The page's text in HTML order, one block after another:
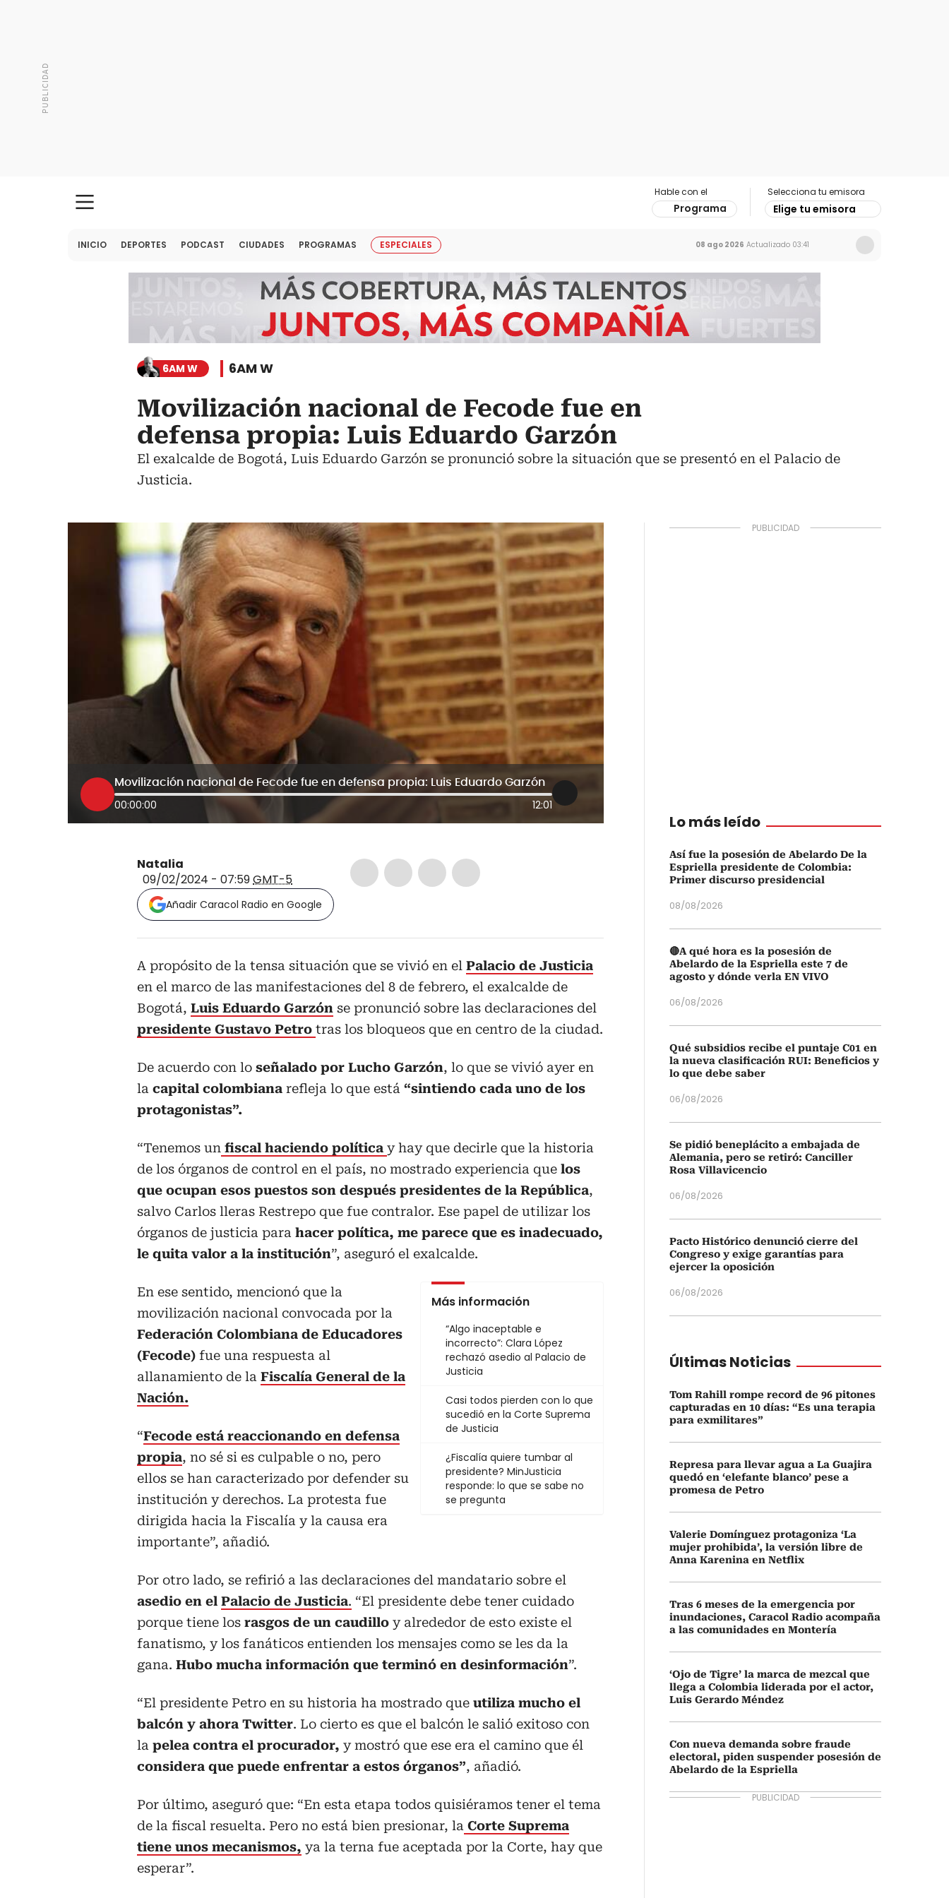
Hable con el
Programa
Selecciona tu emisora
Elige tu emisora
INICIO DEPORTES PODCAST CIUDADES PROGRAMAS ESPECIALES 08 ago 2026 Actualizado 03:41
6AM W 6AM W
Movilización nacional de Fecode fue en
defensa propia: Luis Eduardo Garzón
El exalcalde de Bogotá, Luis Eduardo Garzón se pronunció sobre la situación que se presentó en el Palacio de
Justicia.
Movilización nacional de Fecode fue en defensa propia: Luis Eduardo Garzón
00:00:00 12:01
Natalia
09/02/2024 - 07:59GMT-5
Añadir Caracol Radio en Google
A propósito de la tensa situación que se vivió en el Palacio de Justicia
en el marco de las manifestaciones del 8 de febrero, el exalcalde de
Bogotá, Luis Eduardo Garzón se pronunció sobre las declaraciones del
presidente Gustavo Petro tras los bloqueos que en centro de la ciudad.
De acuerdo con lo señalado por Lucho Garzón, lo que se vivió ayer en
la capital colombiana refleja lo que está “sintiendo cada uno de los
protagonistas”.
“Tenemos un fiscal haciendo política y hay que decirle que la historia
de los órganos de control en el país, no mostrado experiencia que los
que ocupan esos puestos son después presidentes de la República,
salvo Carlos lleras Restrepo que fue contralor. Ese papel de utilizar los
órganos de justicia para hacer política, me parece que es inadecuado,
le quita valor a la institución”, aseguró el exalcalde.
Más información
“Algo inaceptable e
incorrecto”: Clara López
rechazó asedio al Palacio de
Justicia
Casi todos pierden con lo que
sucedió en la Corte Suprema
de Justicia
¿Fiscalía quiere tumbar al
presidente? MinJusticia
responde: lo que se sabe no
se pregunta
En ese sentido, mencionó que la
movilización nacional convocada por la
Federación Colombiana de Educadores
(Fecode) fue una respuesta al
allanamiento de la Fiscalía General de la
Nación.
“Fecode está reaccionando en defensa
propia, no sé si es culpable o no, pero
ellos se han caracterizado por defender su
institución y derechos. La protesta fue
dirigida hacia la Fiscalía y la causa era
importante”, añadió.
Por otro lado, se refirió a las declaraciones del mandatario sobre el
asedio en el Palacio de Justicia. “El presidente debe tener cuidado
porque tiene los rasgos de un caudillo y alrededor de esto existe el
fanatismo, y los fanáticos entienden los mensajes como se les da la
gana. Hubo mucha información que terminó en desinformación”.
“El presidente Petro en su historia ha mostrado que utiliza mucho el
balcón y ahora Twitter. Lo cierto es que el balcón le salió exitoso con
la pelea contra el procurador, y mostró que ese era el camino que él
considera que puede enfrentar a estos órganos”, añadió.
Por último, aseguró que: “En esta etapa todos quisiéramos tener el tema
de la fiscal resuelta. Pero no está bien presionar, la Corte Suprema
tiene unos mecanismos, ya la terna fue aceptada por la Corte, hay que
esperar”.
Lo más leído
Así fue la posesión de Abelardo De la
Espriella presidente de Colombia:
Primer discurso presidencial
08/08/2026
🔴A qué hora es la posesión de
Abelardo de la Espriella este 7 de
agosto y dónde verla EN VIVO
06/08/2026
Qué subsidios recibe el puntaje C01 en
la nueva clasificación RUI: Beneficios y
lo que debe saber
06/08/2026
Se pidió beneplácito a embajada de
Alemania, pero se retiró: Canciller
Rosa Villavicencio
06/08/2026
Pacto Histórico denunció cierre del
Congreso y exige garantías para
ejercer la oposición
06/08/2026
Últimas Noticias
Tom Rahill rompe record de 96 pitones
capturadas en 10 días: “Es una terapia
para exmilitares”
Represa para llevar agua a La Guajira
quedó en ‘elefante blanco’ pese a
promesa de Petro
Valerie Domínguez protagoniza ‘La
mujer prohibida’, la versión libre de
Anna Karenina en Netflix
Tras 6 meses de la emergencia por
inundaciones, Caracol Radio acompaña
a las comunidades en Montería
‘Ojo de Tigre’ la marca de mezcal que
llega a Colombia liderada por el actor,
Luis Gerardo Méndez
Con nueva demanda sobre fraude
electoral, piden suspender posesión de
Abelardo de la Espriella